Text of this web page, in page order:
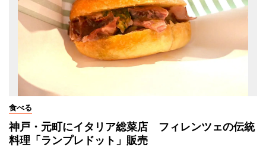
食べる
神戸・元町にイタリア総菜店 フィレンツェの伝統
料理「ランプレドット」販売